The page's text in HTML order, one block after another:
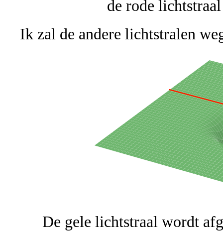
de rode
Ik zal de andere lichtstralen
De gele lichtstraal wordt